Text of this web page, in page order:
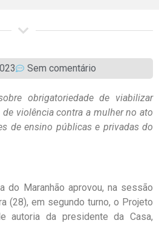
Sem comentário
obrigatoriedade de viabilizar
violência contra a mulher no ato
de ensino públicas e privadas do
do Maranhão aprovou, na sessão
(28), em segundo turno, o Projeto
autoria da presidente da Casa,